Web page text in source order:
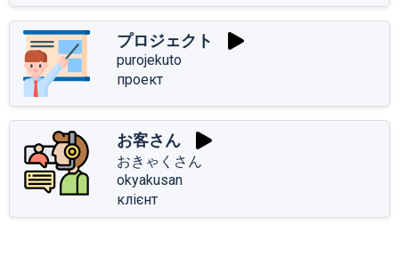
プロジェクト
purojekuto
проект
お客さん
おきゃくさん
okyakusan
клієнт